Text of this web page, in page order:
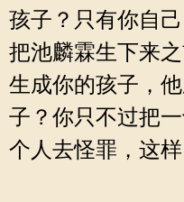
孩子？只有你自
把池麟霖生下来
生成你的孩子，
子？你只不过把
个人去怪罪，这